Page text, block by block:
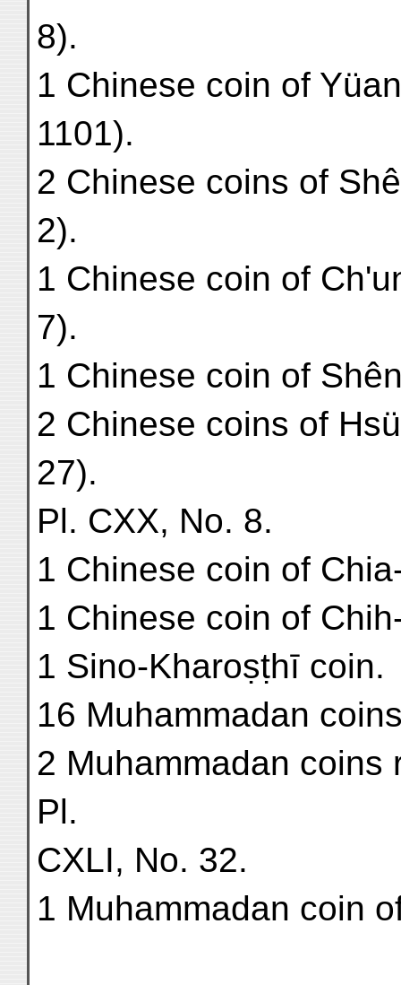
8).
1 Chinese coin of
1101).
2 Chinese coins of
2).
1 Chinese coin of
7).
1 Chinese coin of
2 Chinese coins of
27).
Pl. CXX, No. 8.
1 Chinese coin of
1 Chinese coin of
1 Sino-Kharoṣṭhī coin.
16 Muhammadan
2 Muhammadan coins
Pl.
CXLI, No. 32.
1 Muhammadan coin